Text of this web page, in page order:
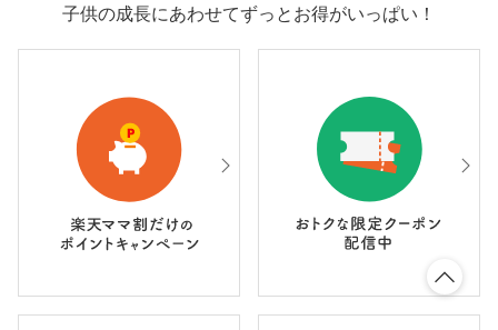
子供の成長にあわせてずっとお得がいっぱい！